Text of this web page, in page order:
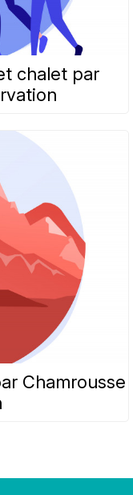
chalet par
Chamrousse